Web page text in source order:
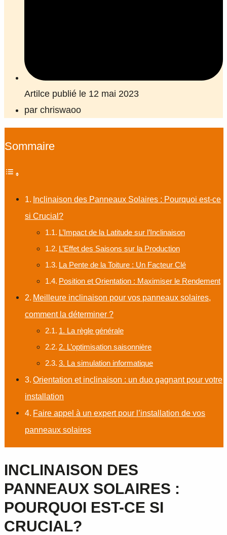
Artilce publié le 12 mai 2023
par chriswaoo
Sommaire
Inclinaison des Panneaux Solaires : Pourquoi est-ce
si Crucial?
L’Impact de la Latitude sur l’Inclinaison
L’Effet des Saisons sur la Production
La Pente de la Toiture : Un Facteur Clé
Position et Orientation : Maximiser le Rendement
Meilleure inclinaison pour vos panneaux solaires,
comment la déterminer ?
1. La règle générale
2. L’optimisation saisonnière
3. La simulation informatique
Orientation et inclinaison : un duo gagnant pour votre
installation
Faire appel à un expert pour l’installation de vos
panneaux solaires
INCLINAISON DES
PANNEAUX SOLAIRES :
POURQUOI EST-CE SI
CRUCIAL?